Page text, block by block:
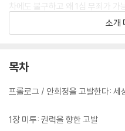
차에도 불구하고 왜 1심 무죄가
재판이 이토록 힘겨울 일이었는
게 했으며 왜 그것을 바로잡아야
오랫동안 그는 세상을 향해 말할
리 읽히고 기억되는 것이, 지금도
소개
목차
프롤로그 / 안희정을 고발한다: 세
1장 미투: 권력을 향한 고발